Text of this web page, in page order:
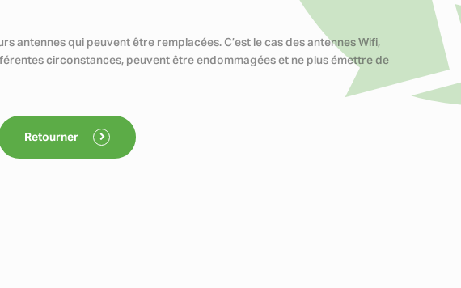
antennes qui peuvent être remplacées. C’est le cas des antennes Wifi,
circonstances, peuvent être endommagées et ne plus émettre de
Retourner